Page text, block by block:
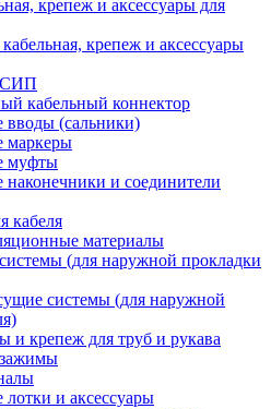
крепеж и аксессуары для
крепеж и аксессуары
СИП
кабельный коннектор
вводы (сальники)
маркеры
муфты
наконечники и соединители
кабеля
материалы
(для наружной прокладки
системы (для наружной
и крепеж для труб и рукава
лотки и аксессуары